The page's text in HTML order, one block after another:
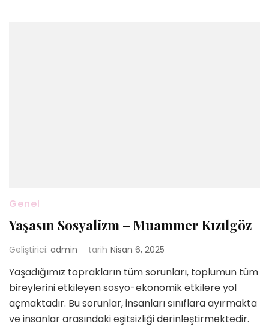
Genel
Yaşasın Sosyalizm – Muammer Kızılgöz
Geliştirici: admin tarih Nisan 6, 2025
Yaşadığımız toprakların tüm sorunları, toplumun tüm
bireylerini etkileyen sosyo-ekonomik etkilere yol
açmaktadır. Bu sorunlar, insanları sınıflara ayırmakta
ve insanlar arasındaki eşitsizliği derinleştirmektedir.